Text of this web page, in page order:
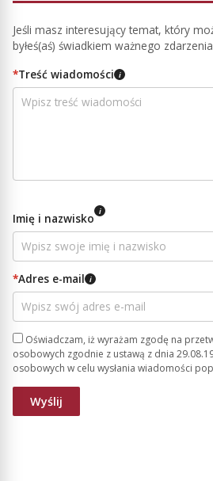
Jeśli masz interesujący temat, który
byłeś(aś) świadkiem ważnego
*Treść wiadomości i
Imię i nazwisko i
*Adres e-mail i
Oświadczam, iż wyrażam zgodę na
osobowych zgodnie z ustawą z dnia
osobowych w celu wysłania wiadomości